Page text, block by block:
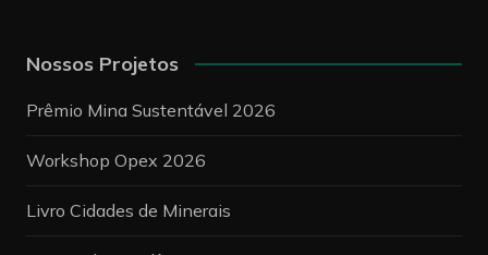
Nossos Projetos
Prêmio Mina Sustentável 2026
Workshop Opex 2026
Livro Cidades de Minerais